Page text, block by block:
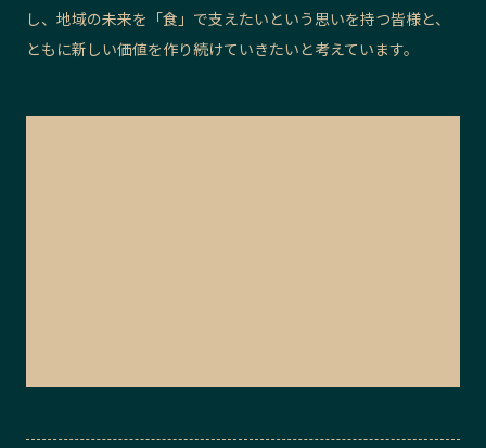
し、地域の未来を「食」で支えたいという思いを持つ皆様と、
ともに新しい価値を作り続けていきたいと考えています。